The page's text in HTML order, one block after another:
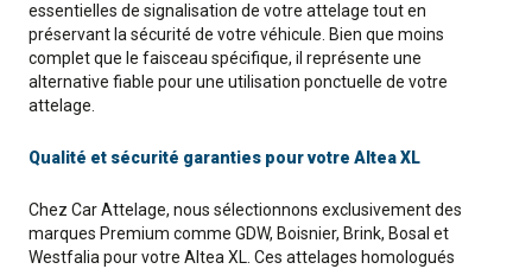
essentielles de signalisation de votre attelage tout en
préservant la sécurité de votre véhicule. Bien que moins
complet que le faisceau spécifique, il représente une
alternative fiable pour une utilisation ponctuelle de votre
attelage.
Qualité et sécurité garanties pour votre Altea XL
Chez Car Attelage, nous sélectionnons exclusivement des
marques Premium comme GDW, Boisnier, Brink, Bosal et
Westfalia pour votre Altea XL. Ces attelages homologués